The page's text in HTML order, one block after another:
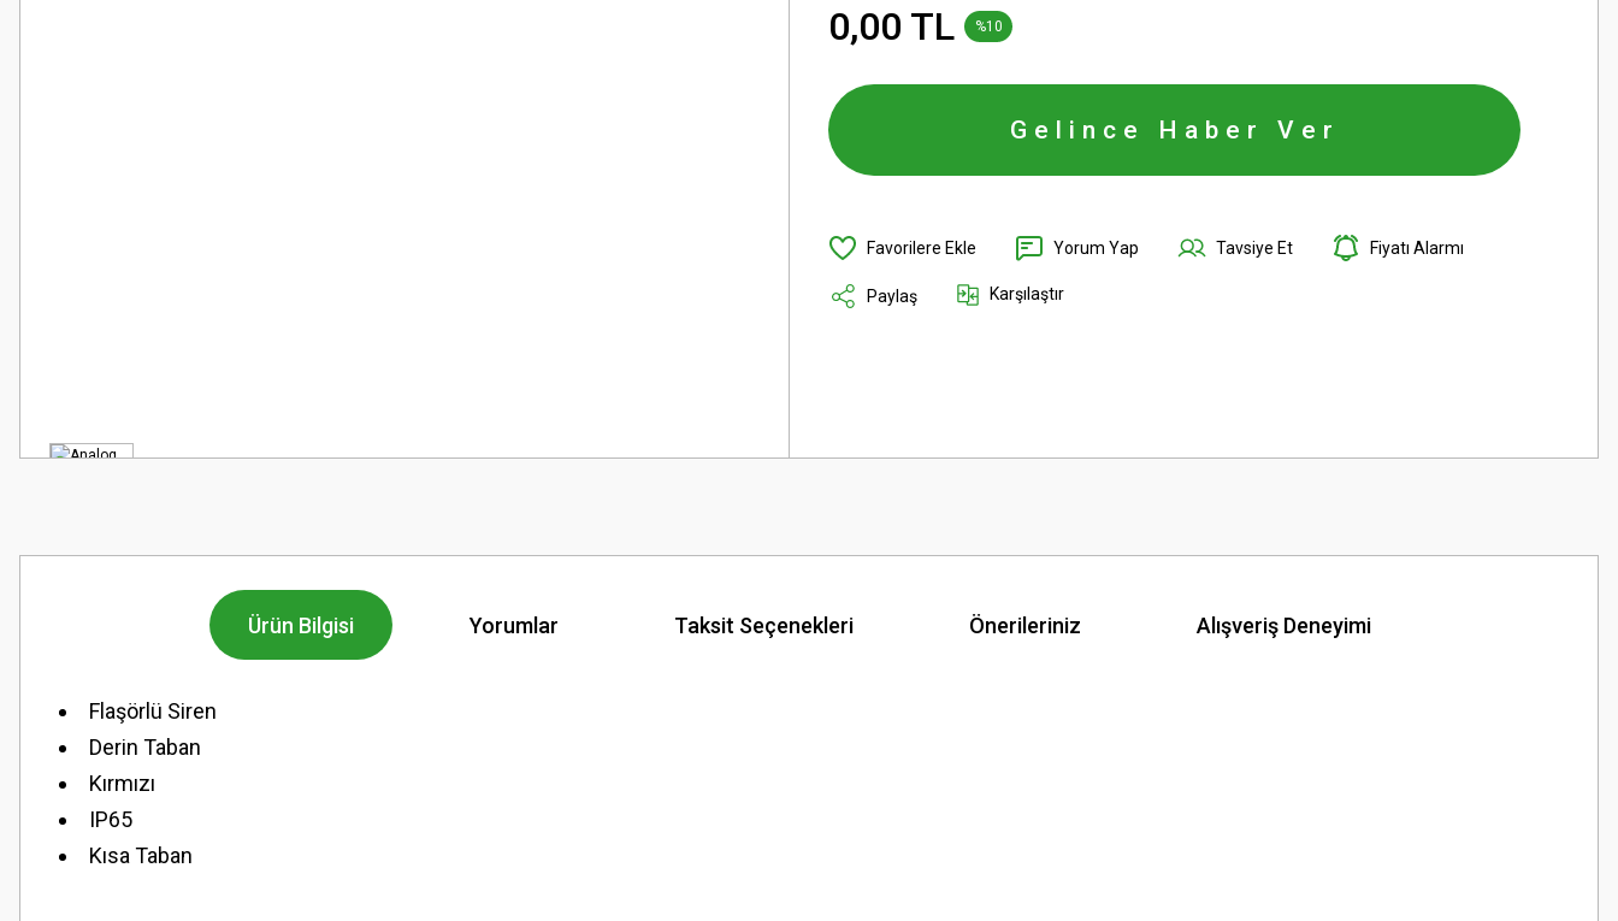
0,00 TL %10
Gelince Haber Ver
Yorum Yap Tavsiye Et Fiyatı Alarmı
Paylaş Karşılaştır
Ürün Bilgisi Yorumlar Taksit Seçenekleri Önerileriniz Alışveriş Deneyimi
Flaşörlü Siren
Derin Taban
Kırmızı
IP65
Kısa Taban